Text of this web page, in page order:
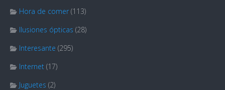
Hora de comer (113)
Ilusiones ópticas (28)
Interesante (295)
Internet (17)
Juguetes (2)